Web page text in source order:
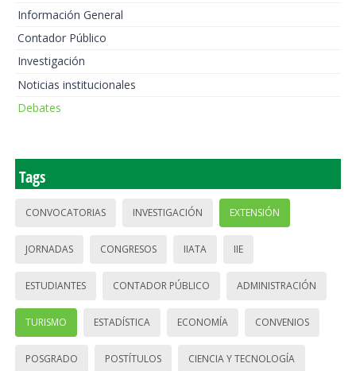
Información General
Contador Público
Investigación
Noticias institucionales
Debates
Tags
CONVOCATORIAS INVESTIGACIÓN EXTENSIÓN
JORNADAS CONGRESOS IIATA IIE
ESTUDIANTES CONTADOR PÚBLICO ADMINISTRACIÓN
TURISMO ESTADÍSTICA ECONOMÍA CONVENIOS
POSGRADO POSTÍTULOS CIENCIA Y TECNOLOGÍA